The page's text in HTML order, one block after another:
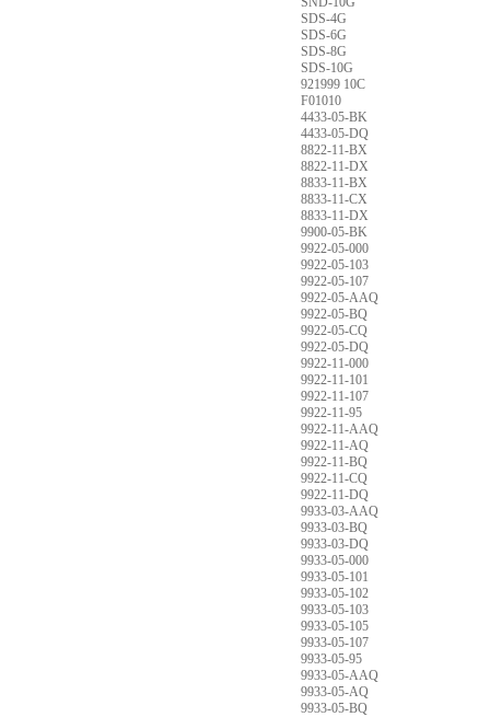
SDS-4G
SDS-6G
SDS-8G
SDS-10G
921999 10C
F01010
4433-05-BK
4433-05-DQ
8822-11-BX
8822-11-DX
8833-11-BX
8833-11-CX
8833-11-DX
9900-05-BK
9922-05-000
9922-05-103
9922-05-107
9922-05-AAQ
9922-05-BQ
9922-05-CQ
9922-05-DQ
9922-11-000
9922-11-101
9922-11-107
9922-11-95
9922-11-AAQ
9922-11-AQ
9922-11-BQ
9922-11-CQ
9922-11-DQ
9933-03-AAQ
9933-03-BQ
9933-03-DQ
9933-05-000
9933-05-101
9933-05-102
9933-05-103
9933-05-105
9933-05-107
9933-05-95
9933-05-AAQ
9933-05-AQ
9933-05-BQ